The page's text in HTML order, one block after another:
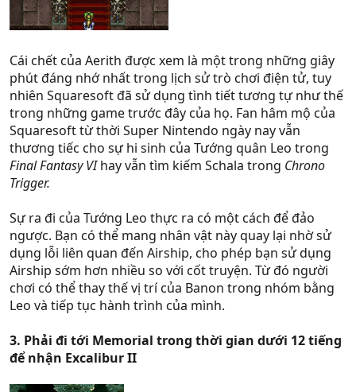
Cái chết của Aerith được xem là một trong những giây
phút đáng nhớ nhất trong lịch sử trò chơi điện tử, tuy
nhiên Squaresoft đã sử dụng tình tiết tương tự như thế
trong những game trước đây của họ. Fan hâm mộ của
Squaresoft từ thời Super Nintendo ngày nay vẫn
thương tiếc cho sự hi sinh của Tướng quân Leo trong
Final Fantasy VIhay vẫn tìm kiếm Schala trong Chrono
Trigger.
Sự ra đi của Tướng Leo thực ra có một cách để đảo
ngược. Bạn có thể mang nhân vật này quay lại nhờ sử
dụng lỗi liên quan đến Airship, cho phép bạn sử dụng
Airship sớm hơn nhiều so với cốt truyện. Từ đó người
chơi có thể thay thế vị trí của Banon trong nhóm bằng
Leo và tiếp tục hành trình của mình.
3. Phải đi tới Memorial trong thời gian dưới 12 tiếng
để nhận Excalibur II